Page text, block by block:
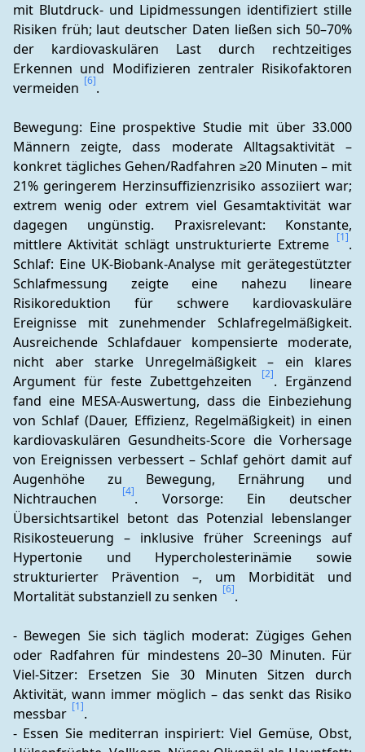
mit Blutdruck- und Lipidmessungen identifiziert stille
Risiken früh; laut deutscher Daten ließen sich 50–70%
der kardiovaskulären Last durch rechtzeitiges
Erkennen und Modifizieren zentraler Risikofaktoren
vermeiden [6].
Bewegung: Eine prospektive Studie mit über 33.000
Männern zeigte, dass moderate Alltagsaktivität –
konkret tägliches Gehen/Radfahren ≥20 Minuten – mit
21% geringerem Herzinsuffizienzrisiko assoziiert war;
extrem wenig oder extrem viel Gesamtaktivität war
dagegen ungünstig. Praxisrelevant: Konstante,
mittlere Aktivität schlägt unstrukturierte Extreme [1].
Schlaf: Eine UK‑Biobank-Analyse mit gerätegestützter
Schlafmessung zeigte eine nahezu lineare
Risikoreduktion für schwere kardiovaskuläre
Ereignisse mit zunehmender Schlafregelmäßigkeit.
Ausreichende Schlafdauer kompensierte moderate,
nicht aber starke Unregelmäßigkeit – ein klares
Argument für feste Zubettgehzeiten
[2]. Ergänzend
fand eine MESA-Auswertung, dass die Einbeziehung
von Schlaf (Dauer, Effizienz, Regelmäßigkeit) in einen
kardiovaskulären Gesundheits-Score die Vorhersage
von Ereignissen verbessert – Schlaf gehört damit auf
Augenhöhe zu Bewegung, Ernährung und
Nichtrauchen
[4]. Vorsorge: Ein deutscher
Übersichtsartikel betont das Potenzial lebenslanger
Risikosteuerung – inklusive früher Screenings auf
Hypertonie und Hypercholesterinämie sowie
strukturierter Prävention –, um Morbidität und
Mortalität substanziell zu senken [6].
- Bewegen Sie sich täglich moderat: Zügiges Gehen
oder Radfahren für mindestens 20–30 Minuten. Für
Viel-Sitzer: Ersetzen Sie 30 Minuten Sitzen durch
Aktivität, wann immer möglich – das senkt das Risiko
messbar [1].
- Essen Sie mediterran inspiriert: Viel Gemüse, Obst,